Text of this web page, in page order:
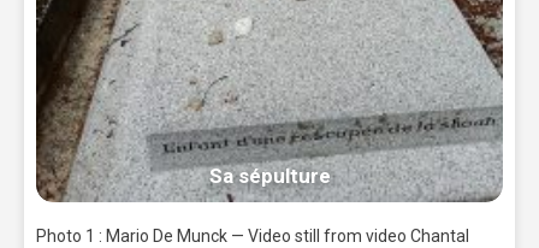
Sa sépulture
Photo 1 : Mario De Munck — Video still from video Chantal